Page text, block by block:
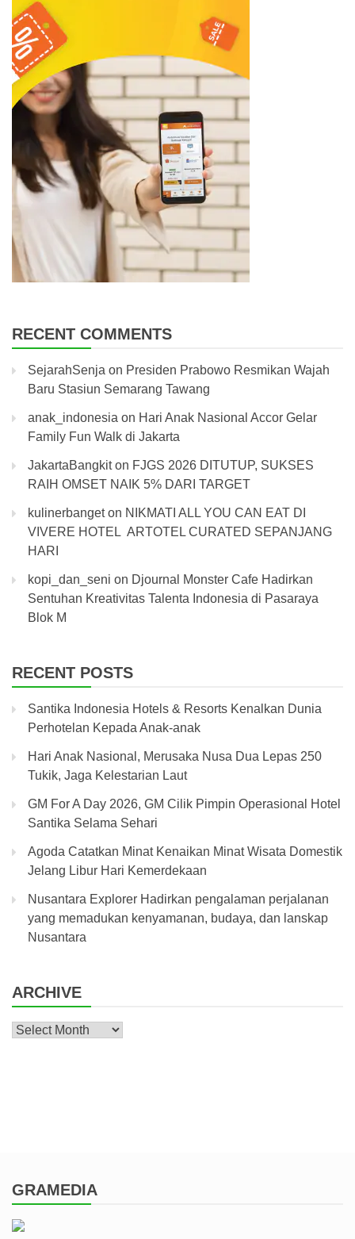
RECENT COMMENTS
SejarahSenja on Presiden Prabowo Resmikan Wajah
Baru Stasiun Semarang Tawang
anak_indonesia on Hari Anak Nasional Accor Gelar
Family Fun Walk di Jakarta
JakartaBangkiton FJGS 2026 DITUTUP, SUKSES
RAIH OMSET NAIK 5% DARI TARGET
kulinerbangeton NIKMATI ALL YOU CAN EAT DI
VIVERE HOTEL ARTOTEL CURATED SEPANJANG
HARI
kopi_dan_seni on Djournal Monster Cafe Hadirkan
Sentuhan Kreativitas Talenta Indonesia di Pasaraya
Blok M
RECENT POSTS
Santika Indonesia Hotels & Resorts Kenalkan Dunia
Perhotelan Kepada Anak-anak
Hari Anak Nasional, Merusaka Nusa Dua Lepas 250
Tukik, Jaga Kelestarian Laut
GM For A Day 2026, GM Cilik Pimpin Operasional Hotel
Santika Selama Sehari
Agoda Catatkan Minat Kenaikan Minat Wisata Domestik
Jelang Libur Hari Kemerdekaan
Nusantara Explorer Hadirkan pengalaman perjalanan
yang memadukan kenyamanan, budaya, dan lanskap
Nusantara
ARCHIVE
Archive
GRAMEDIA